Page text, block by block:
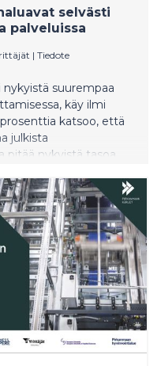
selvästi
palveluissa
| Tiedote
suurempaa
käy ilmi
katsoo, että
julkista
pitää nykyistä tasoa